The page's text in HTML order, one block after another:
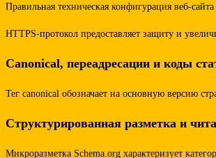
Правильная техническая конфигурация веб-
HTTPS-протокол предоставляет защиту и
Canonical, переадресации и коды
Тег canonical обозначает на основную версию
Структурированная разметка и
Микроразметка Schema.org характеризует